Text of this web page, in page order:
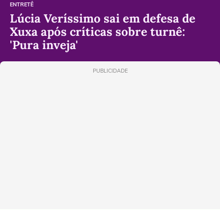
ENTRETÊ
Lúcia Veríssimo sai em defesa de
Xuxa após críticas sobre turnê:
'Pura inveja'
PUBLICIDADE